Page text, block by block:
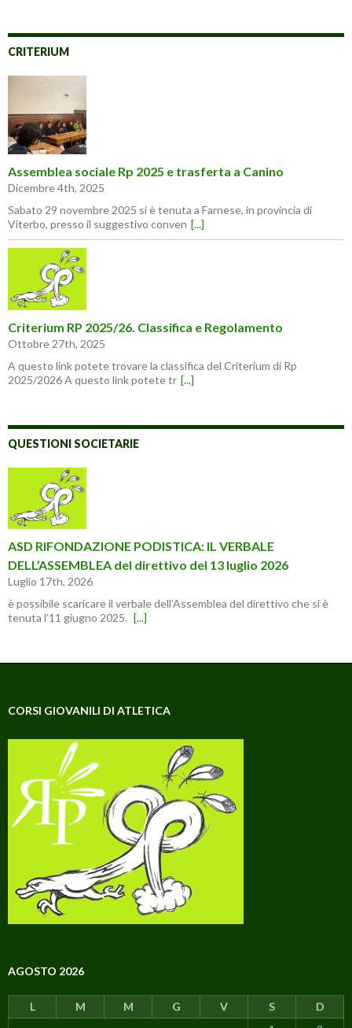
CRITERIUM
Assemblea sociale Rp 2025 e trasferta a Canino
Dicembre 4th, 2025
Sabato 29 novembre 2025 si è tenuta a Farnese, in provincia di
Viterbo, presso il suggestivo conven [...]
Criterium RP 2025/26. Classifica e Regolamento
Ottobre 27th, 2025
A questo link potete trovare la classifica del Criterium di Rp
2025/2026 A questo link potete tr [...]
QUESTIONI SOCIETARIE
ASD RIFONDAZIONE PODISTICA: IL VERBALE
DELL’ASSEMBLEA del direttivo del 13 luglio 2026
Luglio 17th, 2026
è possibile scaricare il verbale dell’Assemblea del direttivo che si è
tenuta l’11 giugno 2025. [...]
CORSI GIOVANILI DI ATLETICA
AGOSTO 2026
L M M G V S
D